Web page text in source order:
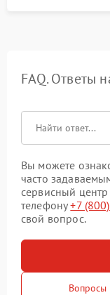
FAQ. Ответы
Вы можете
часто
сервисный
телефону+7
свой вопрос.
Вопросы